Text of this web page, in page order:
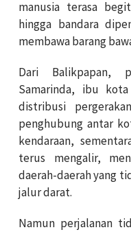
manusia terasa
hingga bandara
membawa barang
Dari Balikpapan,
Samarinda, ibu
distribusi
penghubung antar
kendaraan,
terus mengalir,
daerah-daerah yang
jalur darat.
Namun perjalanan